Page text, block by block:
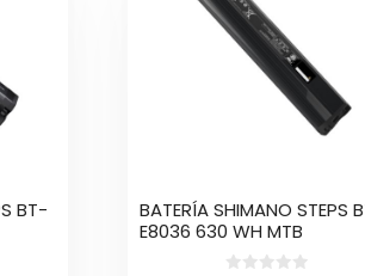
BT-
BATERÍA SHIMANO STEPS
E8036 630 WH MTB